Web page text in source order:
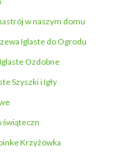
w naszym domu
Iglaste do Ogrodu
Ozdobne
Szyszki i Igły
świąteczn
Krzyżówka